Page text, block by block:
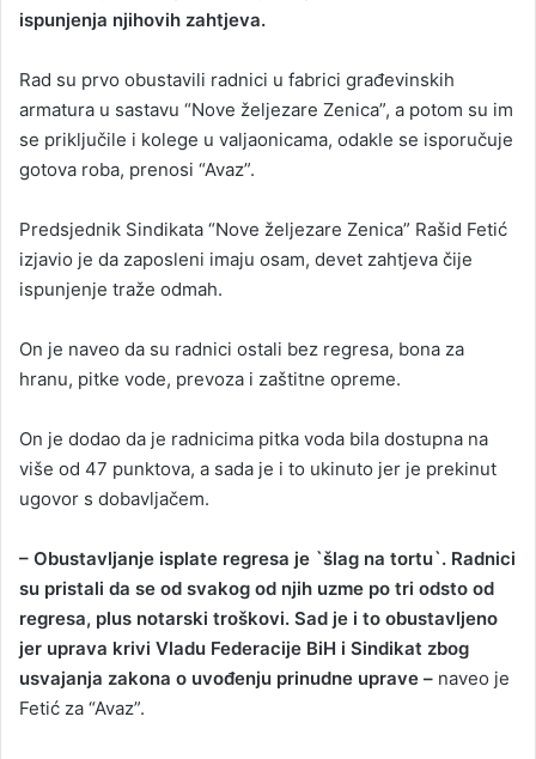
ispunjenja njihovih zahtjeva.
Rad su prvo obustavili radnici u fabrici građevinskih
armatura u sastavu “Nove željezare Zenica”, a potom su im
se priključile i kolege u valjaonicama, odakle se isporučuje
gotova roba, prenosi “Avaz”.
Predsjednik Sindikata “Nove željezare Zenica” Rašid Fetić
izjavio je da zaposleni imaju osam, devet zahtjeva čije
ispunjenje traže odmah.
On je naveo da su radnici ostali bez regresa, bona za
hranu, pitke vode, prevoza i zaštitne opreme.
On je dodao da je radnicima pitka voda bila dostupna na
više od 47 punktova, a sada je i to ukinuto jer je prekinut
ugovor s dobavljačem.
– Obustavljanje isplate regresa je `šlag na tortu`. Radnici
su pristali da se od svakog od njih uzme po tri odsto od
regresa, plus notarski troškovi. Sad je i to obustavljeno
jer uprava krivi Vladu Federacije BiH i Sindikat zbog
usvajanja zakona o uvođenju prinudne uprave – naveo je
Fetić za “Avaz”.